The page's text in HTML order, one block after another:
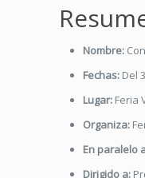
Nombre:
Fechas: Del
Lugar: Feria
Organiza:
En paralelo
Dirigido a: